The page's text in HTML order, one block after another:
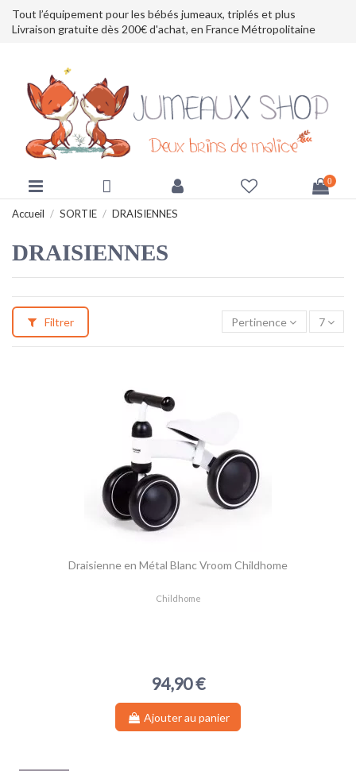
Tout l’équipement pour les bébés jumeaux, triplés et plus
Livraison gratuite dès 200€ d'achat, en France Métropolitaine
0
Accueil SORTIE DRAISIENNES
DRAISIENNES
Filtrer Pertinence 7
Draisienne en Métal Blanc Vroom Childhome
Childhome
94,90 €
Ajouter au panier